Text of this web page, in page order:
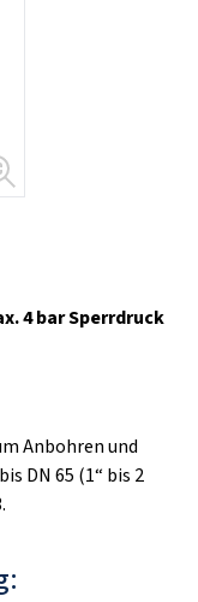
4 bar Sperrdruck
Anbohren und
DN 65 (1“ bis 2